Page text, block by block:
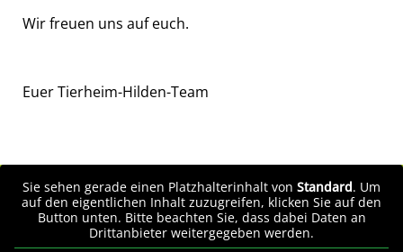
Wir freuen uns auf euch.
Euer Tierheim-Hilden-Team
Sie sehen gerade einen Platzhalterinhalt von Standard. Um
auf den eigentlichen Inhalt zuzugreifen, klicken Sie auf den
Button unten. Bitte beachten Sie, dass dabei Daten an
Drittanbieter weitergegeben werden.